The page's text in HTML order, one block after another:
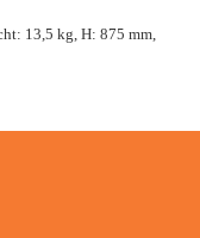
13,5 kg, H: 875 mm,